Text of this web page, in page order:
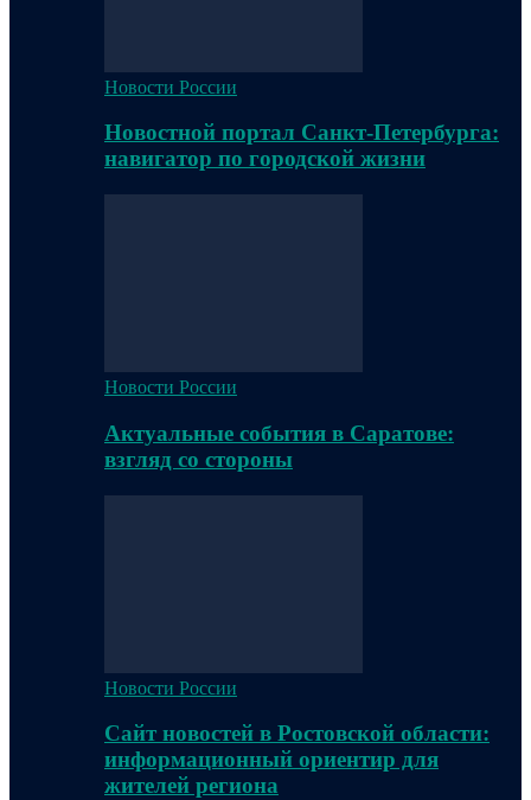
Новости России
Новостной портал Санкт-Петербурга:
навигатор по городской жизни
Новости России
Актуальные события в Саратове:
взгляд со стороны
Новости России
Сайт новостей в Ростовской области:
информационный ориентир для
жителей региона